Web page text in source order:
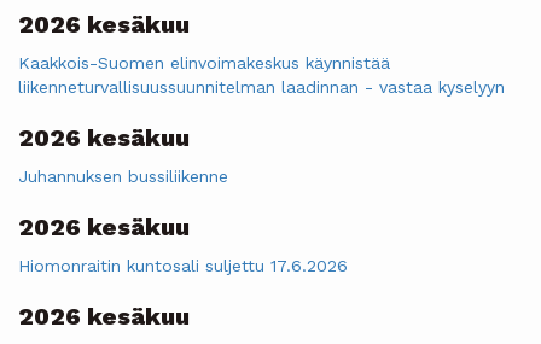
2026 kesäkuu
Kaakkois-Suomen elinvoimakeskus käynnistää
liikenneturvallisuussuunnitelman laadinnan - vastaa kyselyyn
2026 kesäkuu
Juhannuksen bussiliikenne
2026 kesäkuu
Hiomonraitin kuntosali suljettu 17.6.2026
2026 kesäkuu